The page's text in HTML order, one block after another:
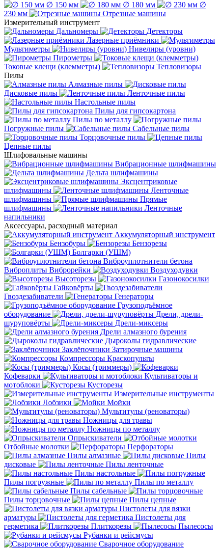
∅ 150 мм
∅ 180 мм
∅
230 мм
Отрезные машины
Измерительный инструмент
Дальномеры
Детекторы
Лазерные приёмники
Мультиметры
Нивелиры (уровни)
Пирометры
Токовые клещи (клемметры)
Тепловизоры
Пилы
Алмазные пилы
Дисковые пилы
Ленточные пилы
Настольные пилы
Пилы для гипсокартона
Пилы по металлу
Погружные пилы
Сабельные пилы
Торцовочные пилы
Цепные пилы
Шлифовальные машины
Вибрационные шлифмашины
Дельта шлифмашины
Эксцентриковые
шлифмашины
Ленточные
шлифмашины
Прямые
шлифмашины
Ленточные
напильники
Аксессуары, расходный материал
Аккумуляторный инструмент
Бензобуры
Бензорезы
Болгарки (УШМ)
Виброуплотнители бетона
Виброплиты Виброрейки
Воздуходувки
Высоторезы
Газонокосилки
Гайковёрты
Гвоздезабиватели
Генераторы
Грузоподъёмное
оборудование
Дрели, дрели-
шуруповёрты
Дрели-миксеры
Дрели алмазного бурения
Дыроколы гидравлические
Заклёпочники Затирочные машины
Компрессоры Краскопульты
Косы (триммеры)
Кофеварки
Культиваторы и
мотоблоки
Кусторезы
Измерительные инструменты
Лобзики
Мойки
Мультитулы (реноваторы)
Ножницы для травы
Ножницы по металлу
Опрыскиватели
Отбойные молотки
Перфораторы
Пилы алмазные
Пилы
дисковые
Пилы ленточные
Пилы настольные
Пилы погружные
Пилы по металлу
Пилы сабельные
Пилы торцовочные
Пилы цепные
Пистолеты для вязки
арматуры
Пистолеты для
герметика
Плиткорезы
Пылесосы
Рубанки и рейсмусы
Сварочное оборудование